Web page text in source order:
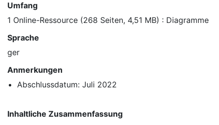
Umfang
1 Online-Ressource (268 Seiten, 4,51 MB) : Diagramme
Sprache
ger
Anmerkungen
Abschlussdatum: Juli 2022
Inhaltliche Zusammenfassung